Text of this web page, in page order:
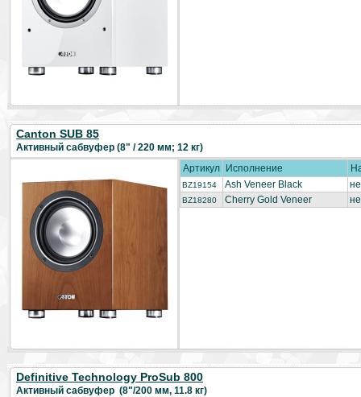
Canton SUB 85
Активный сабвуфер (8" / 220 мм; 12 кг)
Артикул
Исполнение
BZ19154 Ash Veneer Black
BZ18280 Cherry Gold Veneer
Definitive Technology ProSub 800
Активный сабвуфер (8"/200 мм, 11.8 кг)